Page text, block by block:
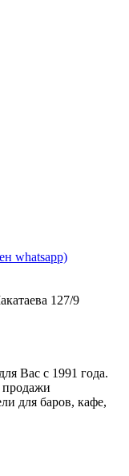
whatsapp)
127/9
Вас с 1991 года.
продажи
для баров, кафе,